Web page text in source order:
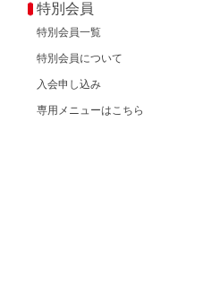
特別会員
特別会員一覧
特別会員について
入会申し込み
専用メニューはこちら